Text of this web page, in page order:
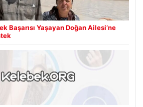
Başarısı Yaşayan Doğan Ailesi’ne